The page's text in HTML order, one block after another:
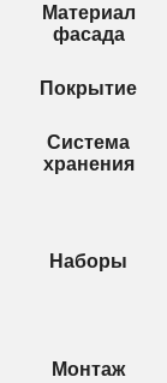
Материал
фасада
Покрытие
Система
хранения
Наборы
Монтаж